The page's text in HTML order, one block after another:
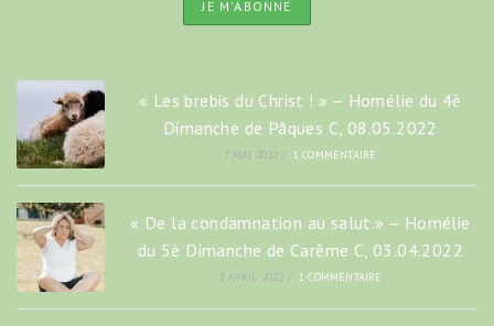
« Les brebis du Christ ! » – Homélie du 4è
Dimanche de Pâques C, 08.05.2022
7 MAI 2022 / 1 COMMENTAIRE
« De la condamnation au salut.» – Homélie
du 5è Dimanche de Carême C, 03.04.2022
2 AVRIL 2022 / 1 COMMENTAIRE